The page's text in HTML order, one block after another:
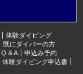
体験ダイビング
既にダイバーの方
Q & A
申込み予約
体験ダイビング申込書